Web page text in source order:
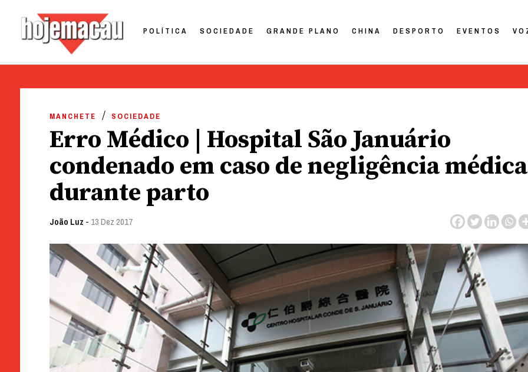
POLÍTICA SOCIEDADE GRANDE PLANO CHINA DESPORTO EVENTOS
MANCHETE SOCIEDADE
Erro Médico | Hospital São Januário
condenado em caso de negligência médica
durante parto
João Luz - 13 Dez 2017